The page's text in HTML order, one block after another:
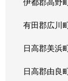
有田郡広川
日高郡美浜
日高郡由良